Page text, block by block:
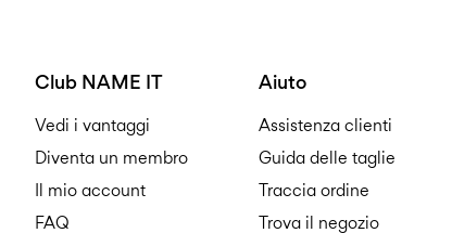
Club NAME IT
Vedi i vantaggi
Diventa un membro
Il mio account
FAQ
Aiuto
Assistenza clienti
Guida delle taglie
Traccia ordine
Trova il negozio